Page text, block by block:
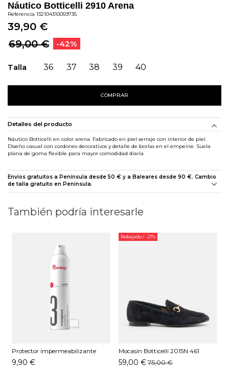
Náutico Botticelli 2910 Arena
Referencia 132104310059735
39,90 €
69,00 €
-42%
Talla 36 37 38 39 40
COMPRAR
Detalles del producto
Náutico Botticelli en color arena. Fabricado en piel serraje con interior de piel.
Diseño casual con cordones decorativos y detalle de borlas en el empeine. Suela
plana de goma flexible para mayor comodidad diaria
Envíos gratuitos a Península desde 50 € y a Baleares desde 90 €. Cambio
de talla gratuito en Península.
También podría interesarle
Protector impermeabilizante
Pedag 250 ML
9,90 €
Rebajado/ -21%
Mocasín Botticelli 2015N 461
Marino
59,00 € 75,00 €